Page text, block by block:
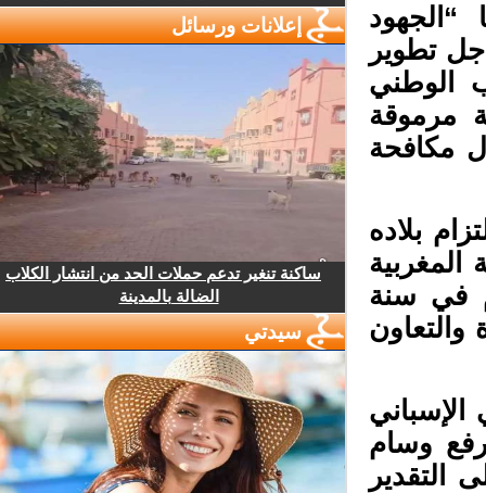
تطوير
الوطني
مرموقة
مكافحة
بلاده
في سنة
والتعاون
وسام
إعلانات ورسائل
ساكنة تنغير تدعم حملات الحد من انتشار الكلاب
الضالة بالمدينة
سيدتي